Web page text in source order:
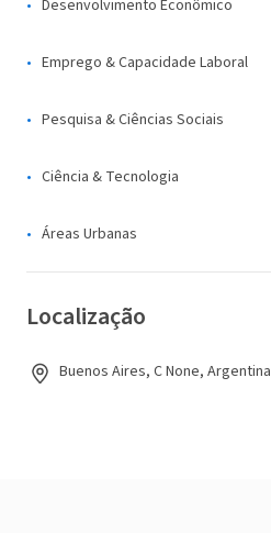
Desenvolvimento Econômico
Emprego & Capacidade Laboral
Pesquisa & Ciências Sociais
Ciência & Tecnologia
Áreas Urbanas
Localização
Buenos Aires, C None, Argentina